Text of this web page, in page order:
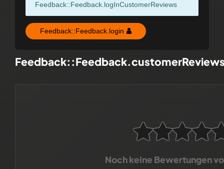
Feedback::Feedback.logInCustomerReviews
Feedback::Feedback.login
Noch keine Bewertungen